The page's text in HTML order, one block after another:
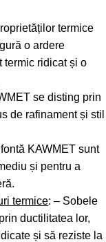
termice
o ardere
termic ridicat și o
se disting prin
de rafinament și stil
KAWMET sunt
și pentru a
termice: – Sobele
ductilitatea lor,
și să reziste la